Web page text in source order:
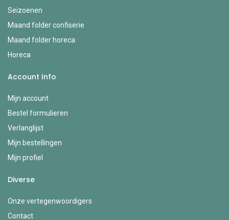
Seizoenen
Maand folder confiserie
Maand folder horeca
Horeca
Account Info
Mijn account
Bestel formulieren
Verlanglijst
Mijn bestellingen
Mijn profiel
Diverse
Onze vertegenwoordigers
Contact